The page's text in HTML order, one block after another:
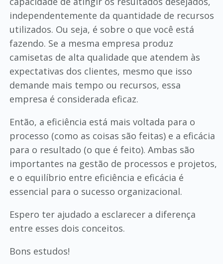
independentemente da quantidade de recursos
utilizados. Ou seja, é sobre o que você está
fazendo. Se a mesma empresa produz
camisetas de alta qualidade que atendem às
expectativas dos clientes, mesmo que isso
demande mais tempo ou recursos, essa
empresa é considerada eficaz.
Então, a eficiência está mais voltada para o
processo (como as coisas são feitas) e a eficácia
para o resultado (o que é feito). Ambas são
importantes na gestão de processos e projetos,
e o equilíbrio entre eficiência e eficácia é
essencial para o sucesso organizacional.
Espero ter ajudado a esclarecer a diferença
entre esses dois conceitos.
Bons estudos!